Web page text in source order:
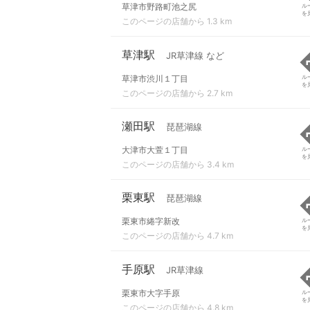
草津市野路町池之尻
このページの店舗から 1.3 km
ル
を
草津駅 JR草津線 など
草津市渋川１丁目
このページの店舗から 2.7 km
ル
を
瀬田駅 琵琶湖線
大津市大萱１丁目
このページの店舗から 3.4 km
ル
を
栗東駅 琵琶湖線
栗東市綣字新改
このページの店舗から 4.7 km
ル
を
手原駅 JR草津線
栗東市大字手原
このページの店舗から 4.8 km
ル
を